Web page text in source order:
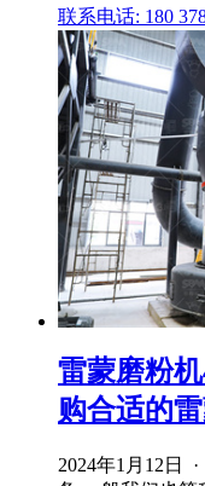
联系电话: 180
雷蒙磨粉
购合适的
2024年1月12日